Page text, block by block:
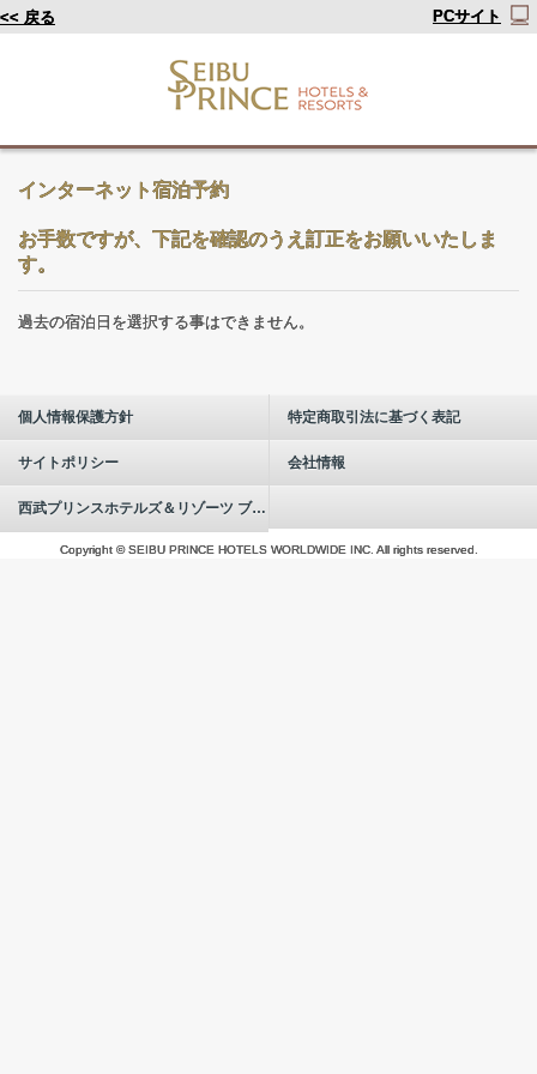
<< 戻る PCサイト
インターネット宿泊予約
お手数ですが、下記を確認のうえ訂正をお願いいたしま
す。
過去の宿泊日を選択する事はできません。
個人情報保護方針 特定商取引法に基づく表記
サイトポリシー 会社情報
西武プリンスホテルズ＆リゾーツ ブランドについて
Copyright © SEIBU PRINCE HOTELS WORLDWIDE INC. All rights reserved.